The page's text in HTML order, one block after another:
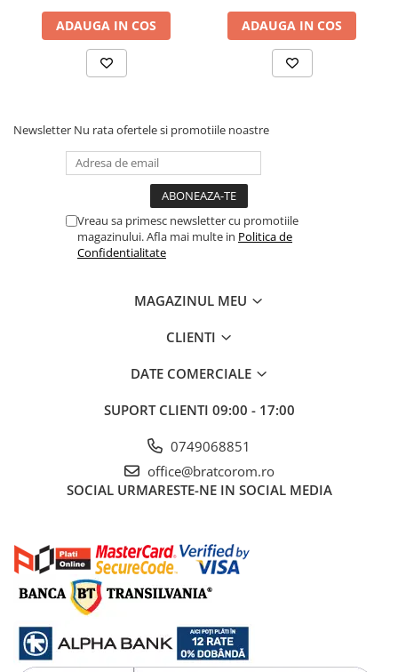
Articole antidaunatori gradina
Aspersoare
Furtunuri gradinarit
Hamace si leagane
Lampi solare
Lopeti si unelte deszapezit
Mobilier gradina
Programatoare stropire
Umbrele si pavilioane gradina
Detergenti de vase profesionali
Pentru masini de spalat si polish
Pentru spalare manuala
Detergenti lichizi profesionali
Igiena si Ingrijire personala
ADAUGA IN COS ADAUGA IN COS
Newsletter Nu rata ofertele si promotiile noastre
Vreau sa primesc newsletter cu promotiile
magazinului. Afla mai multe in Politica de
Confidentialitate
MAGAZINUL MEU
CLIENTI
DATE COMERCIALE
SUPORT CLIENTI 09:00 - 17:00
0749068851
office@bratcorom.ro
SOCIAL URMARESTE-NE IN SOCIAL MEDIA